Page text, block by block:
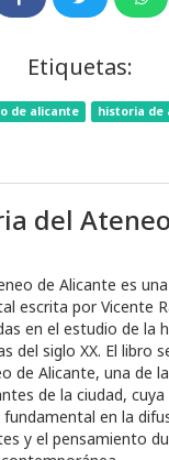
Etiquetas:
de alicante historia de
del
de Alicante es
escrita por Vicente
en el estudio de la
del siglo XX. El libro
de Alicante, una de
de la ciudad,
en la
y el pensamiento